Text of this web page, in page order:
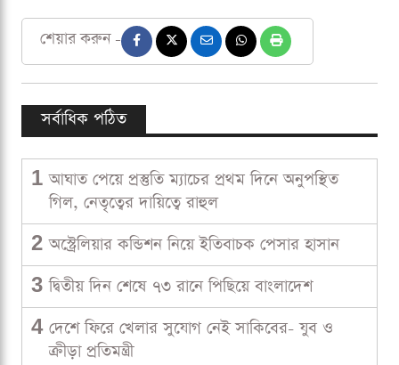
শেয়ার করুন -
সর্বাধিক পঠিত
1 আঘাত পেয়ে প্রস্তুতি ম্যাচের প্রথম দিনে অনুপস্থিত
গিল, নেতৃত্বের দায়িত্বে রাহুল
2 অস্ট্রেলিয়ার কন্ডিশন নিয়ে ইতিবাচক পেসার হাসান
3 দ্বিতীয় দিন শেষে ৭৩ রানে পিছিয়ে বাংলাদেশ
4 দেশে ফিরে খেলার সুযোগ নেই সাকিবের- যুব ও
ক্রীড়া প্রতিমন্ত্রী